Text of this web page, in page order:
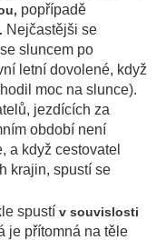
popřípadě
Nejčastějši se
sluncem po
letní dovolené, když
moc na slunce).
jezdících za
období není
a když cestovatel
krajin, spustí se
spustí v souvislosti
je přítomná na těle